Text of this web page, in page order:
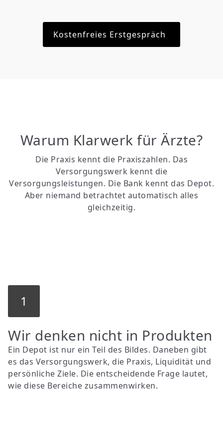
Kostenfreies Erstgespräch
Warum Klarwerk für Ärzte?
Die Praxis kennt die Praxiszahlen. Das
Versorgungswerk kennt die
Versorgungsleistungen. Die Bank kennt das Depot.
Aber niemand betrachtet automatisch alles
gleichzeitig.
1
Wir denken nicht in Produkten
Ein Depot ist nur ein Teil des Bildes. Daneben gibt
es das Versorgungswerk, die Praxis, Liquidität und
persönliche Ziele. Die entscheidende Frage lautet,
wie diese Bereiche zusammenwirken.